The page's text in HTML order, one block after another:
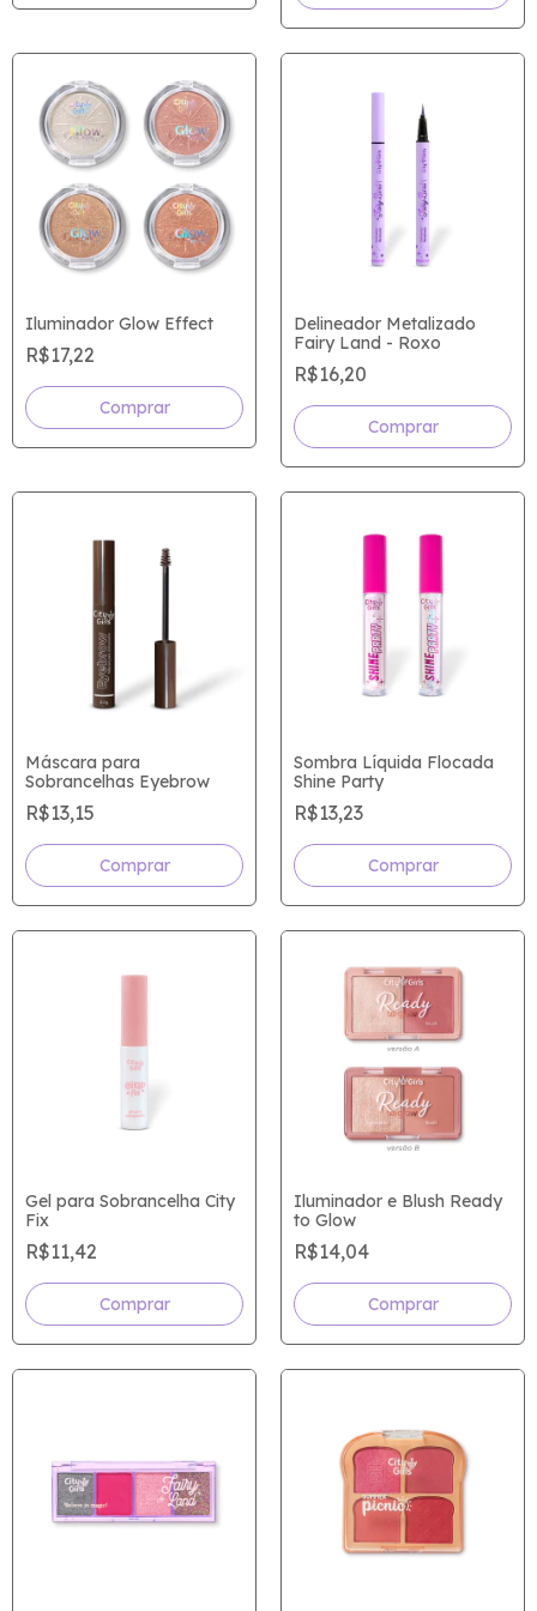
Iluminador Glow Effect
R$17,22
Comprar
Delineador Metalizado
Fairy Land - Roxo
R$16,20
Máscara para
Sobrancelhas Eyebrow
R$13,15
Sombra Líquida Flocada
Shine Party
R$13,23
Comprar
Gel para Sobrancelha City
Fix
R$11,42
Iluminador e Blush Ready
to Glow
R$14,04
Comprar